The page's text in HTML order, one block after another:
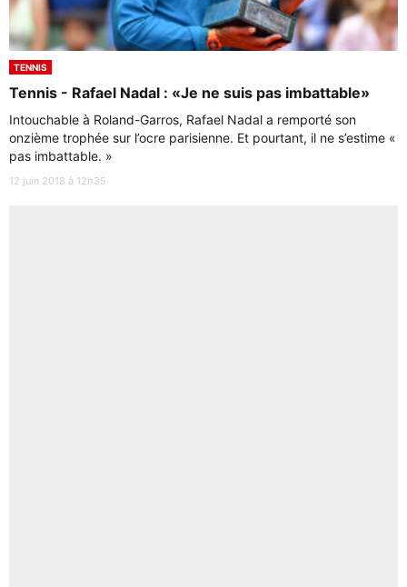
TENNIS
Tennis - Rafael Nadal : «Je ne suis pas imbattable»
Intouchable à Roland-Garros, Rafael Nadal a remporté son
onzième trophée sur l’ocre parisienne. Et pourtant, il ne s’estime «
pas imbattable. »
12 juin 2018 à 12h35